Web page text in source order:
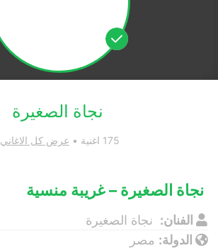
نجاة الصغيرة
175 اغنية • عرض كل الاغاني
نجاة الصغيرة – غريبة منسية
الفنان: نجاة الصغيرة
الدولة: مصر